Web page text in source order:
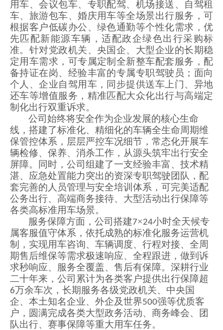
用车、会议包车、专职配驾、机场接送、自驾租
车、旅游包车、婚庆用车等全场景出行服务，可
根据客户低碳办公、绿色通勤等个性化需求，优
先匹配新能源车辆，适配政企绿色出行采购标
准。针对党政机关、央国企、大型企业的长期稳
定用车需求，可专属定制全新整车配套服务，配
备持证在岗、经验丰富的专属专职驾驶员；面向
个人、企业自驾用车，同步提供送车上门、异地
还车等增值服务，精准匹配大众化出行与高端定
制化出行双重诉求。
公司始终将安全作为企业发展的核心生命
线，搭建了标准化、精细化的车辆全生命周期维
保管控体系，层层严控车况细节，常态化开展车
辆检修、保养、消杀工作，从源头筑牢出行安全
屏障。同时，公司组建了一支经验丰富、 技术精
湛、应急处置能力突出的资深专职驾驶团队，配
套完善的人员管理与安全培训体系，可完美适配
公务出行、高端商务接待、大型活动出行保障等
各类高标准用车场景。
服务保障方面，公司搭建7×24小时全天候专
属客服值守体系，依托成熟的标准化服务运营机
制，实现用车咨询、车辆调度、行程对接、全周
期售后维保等需求极速响应、全程跟进，做到诉
求秒响应、服务全覆盖、售后有保障。深耕行业
二十年来，公司累计为各类客户提供出行保障超
6万余车次，长期服务各级党政机关、中央国
企、本土知名企业、外企及世界500强等优质客
户，圆满完成各类大型政务活动、商务峰会、团
队出行、赛事保障等重大用车任务。